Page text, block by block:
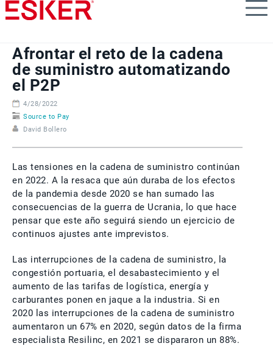
Skip
to
content
Afrontar el reto de la cadena
de suministro automatizando
el P2P
4/28/2022
Source to Pay
David Bollero
Las tensiones en la cadena de suministro continúan
en 2022. A la resaca que aún duraba de los efectos
de la pandemia desde 2020 se han sumado las
consecuencias de la guerra de Ucrania, lo que hace
pensar que este año seguirá siendo un ejercicio de
continuos ajustes ante imprevistos.
Las interrupciones de la cadena de suministro, la
congestión portuaria, el desabastecimiento y el
aumento de las tarifas de logística, energía y
carburantes ponen en jaque a la industria. Si en
2020 las interrupciones de la cadena de suministro
aumentaron un 67% en 2020, según datos de la firma
especialista Resilinc, en 2021 se dispararon un 88%.